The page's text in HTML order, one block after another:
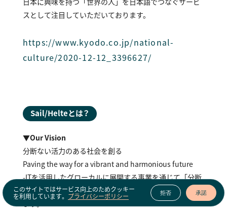
スとして注目していただいております。
https://www.kyodo.co.jp/national-
culture/2020-12-12_3396627/
Sail/Helteとは？
▼Our Vision
分断ない活力のある社会を創る
Paving the way for a vibrant and harmonious future
-ITを活用したグローカルに展開する事業を通じて「分断
のない活力のある社会を創る」というビジョンを実現し
このサイトではサービス向上のためクッキー
を利用しています。 プライバシーポリシー 拒否 承諾